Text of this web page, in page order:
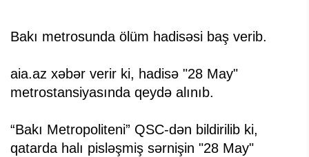
Bakı metrosunda ölüm hadisəsi baş verib.
aia.az xəbər verir ki, hadisə "28 May"
metrostansiyasında qeydə alınıb.
“Bakı Metropoliteni” QSC-dən bildirilib ki,
qatarda halı pisləşmiş sərnişin "28 May"